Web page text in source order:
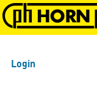
Springe zu
Login